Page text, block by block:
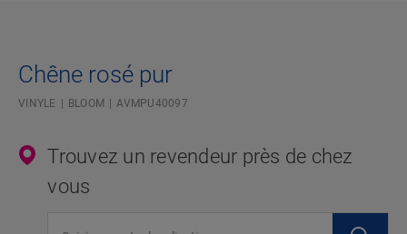
Chêne rosé pur
VINYLE BLOOM AVMPU40097
Trouvez un revendeur près de chez
vous